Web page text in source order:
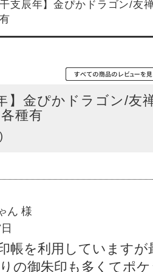
支辰年】金ぴかドラゴン/友
】金ぴかドラゴン/友
種有
ん 様
帳を利用していますが
の御朱印も多くてポ